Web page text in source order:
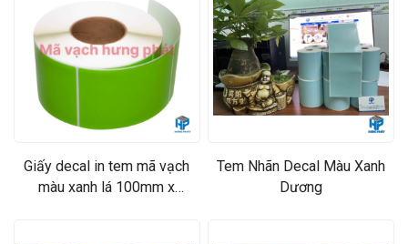
Giấy decal in tem mã vạch
màu xanh lá 100mm x
Tem Nhãn Decal Màu Xanh
Dương